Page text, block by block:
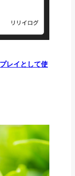
レイとして使